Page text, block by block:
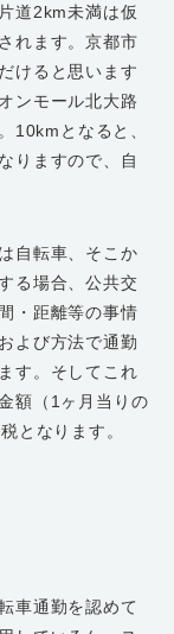
道2km未満は仮
れます。京都市
けると思います
ンモール北大路
10kmとなると、
りますので、自
自転車、そこか
る場合、公共交
・距離等の事情
よび方法で通勤
す。そしてこれ
額（1ヶ月当りの
となります。
車通勤を認めて